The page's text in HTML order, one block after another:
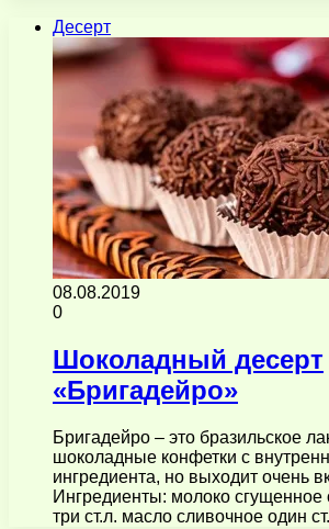
Десерт
08.08.2019
0
Шоколадный десерт
«Бригадейро»
Бригадейро – это бразильское
шоколадные конфетки с
ингредиента, но выходит очень
Ингредиенты: молоко сгущенное
три ст.л. масло сливочное один